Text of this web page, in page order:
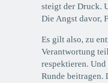
steigt der Druck.
Die Angst davor,
Es gilt also, zu
Verantwortung
respektieren.
Runde beitragen.